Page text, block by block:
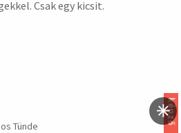
Csak egy kicsit.
képző
Tünde